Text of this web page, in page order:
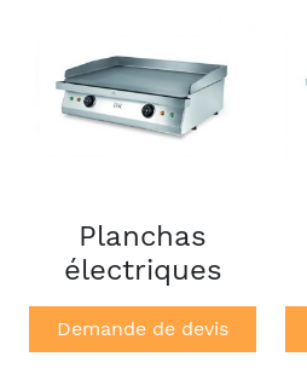
Planchas
électriques
Demande de devis